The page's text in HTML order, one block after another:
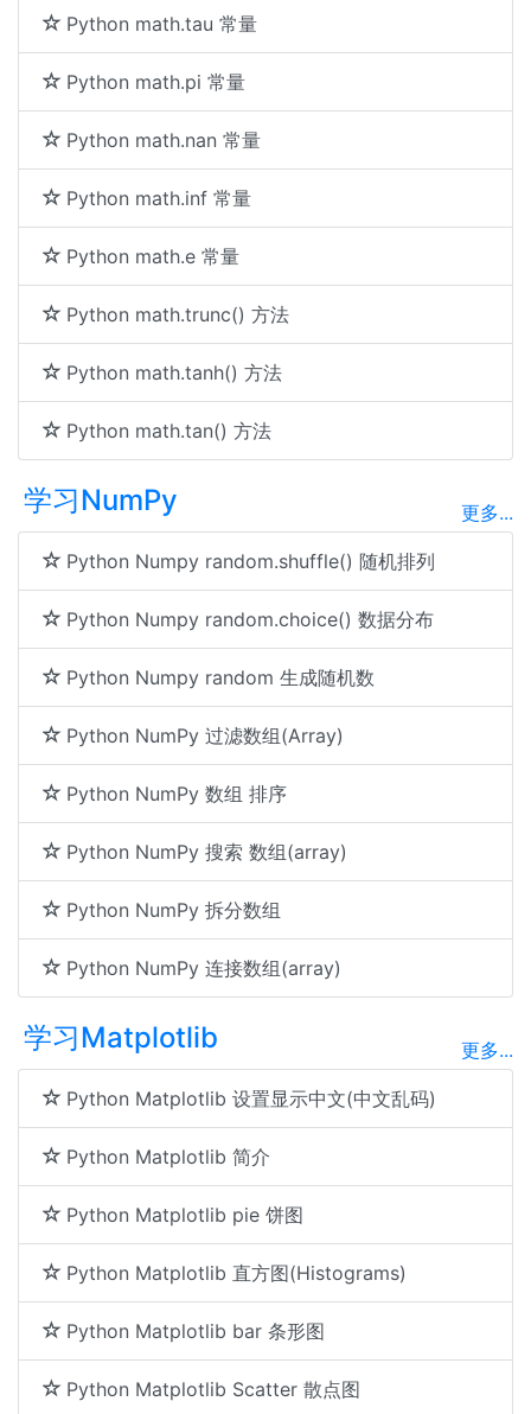
Python math.tau 常量
Python math.pi 常量
Python math.nan 常量
Python math.inf 常量
Python math.e 常量
Python math.trunc() 方法
Python math.tanh() 方法
Python math.tan() 方法
学习NumPy 更多...
Python Numpy random.shuffle() 随机排列
Python Numpy random.choice() 数据分布
Python Numpy random 生成随机数
Python NumPy 过滤数组(Array)
Python NumPy 数组 排序
Python NumPy 搜索 数组(array)
Python NumPy 拆分数组
Python NumPy 连接数组(array)
学习Matplotlib 更多...
Python Matplotlib 设置显示中文(中文乱码)
Python Matplotlib 简介
Python Matplotlib pie 饼图
Python Matplotlib 直方图(Histograms)
Python Matplotlib bar 条形图
Python Matplotlib Scatter 散点图